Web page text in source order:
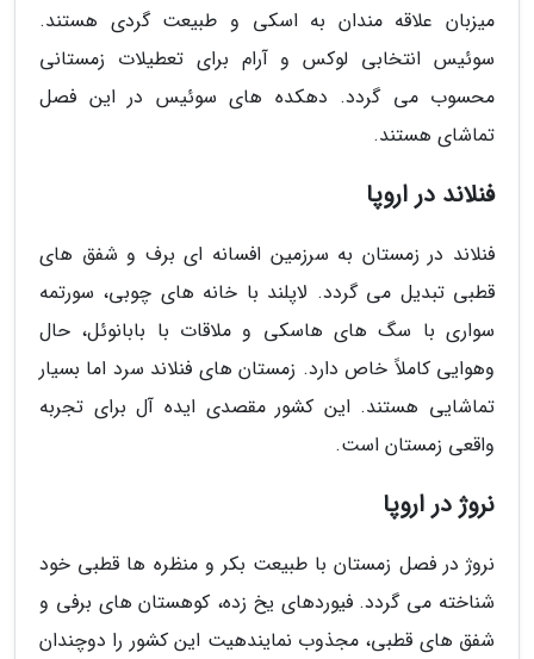
میزبان علاقه مندان به اسکی و طبیعت گردی هستند.
سوئیس انتخابی لوکس و آرام برای تعطیلات زمستانی
محسوب می گردد. دهکده های سوئیس در این فصل
تماشای هستند.
فنلاند در اروپا
فنلاند در زمستان به سرزمین افسانه ای برف و شفق های
قطبی تبدیل می گردد. لاپلند با خانه های چوبی، سورتمه
سواری با سگ های هاسکی و ملاقات با بابانوئل، حال
وهوایی کاملاً خاص دارد. زمستان های فنلاند سرد اما بسیار
تماشایی هستند. این کشور مقصدی ایده آل برای تجربه
واقعی زمستان است.
نروژ در اروپا
نروژ در فصل زمستان با طبیعت بکر و منظره ها قطبی خود
شناخته می گردد. فیوردهای یخ زده، کوهستان های برفی و
شفق های قطبی، مجذوب نمایندهیت این کشور را دوچندان